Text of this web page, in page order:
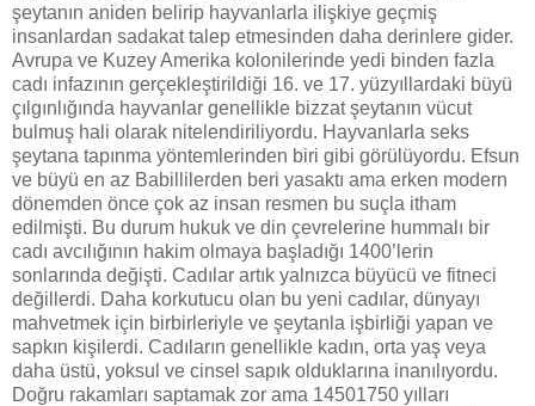
şeytanın aniden belirip hayvanlarla ilişkiye geçmiş
insanlardan sadakat talep etmesinden daha derinlere gider.
Avrupa ve Kuzey Amerika kolonilerinde yedi binden fazla
cadı infazının gerçekleştirildiği 16. ve 17. yüzyıllardaki büyü
çılgınlığında hayvanlar genellikle bizzat şeytanın vücut
bulmuş hali olarak nitelendiriliyordu. Hayvanlarla seks
şeytana tapınma yöntemlerinden biri gibi görülüyordu. Efsun
ve büyü en az Babillilerden beri yasaktı ama erken modern
dönemden önce çok az insan resmen bu suçla itham
edilmişti. Bu durum hukuk ve din çevrelerine hummalı bir
cadı avcılığının hakim olmaya başladığı 1400’lerin
sonlarında değişti. Cadılar artık yalnızca büyücü ve fitneci
değillerdi. Daha korkutucu olan bu yeni cadılar, dünyayı
mahvetmek için birbirleriyle ve şeytanla işbirliği yapan ve
sapkın kişilerdi. Cadıların genellikle kadın, orta yaş veya
daha üstü, yoksul ve cinsel sapık olduklarına inanılıyordu.
Doğru rakamları saptamak zor ama 14501750 yılları